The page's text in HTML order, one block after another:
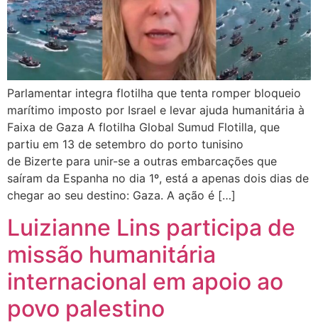
Parlamentar integra flotilha que tenta romper bloqueio
marítimo imposto por Israel e levar ajuda humanitária à
Faixa de Gaza A flotilha Global Sumud Flotilla, que
partiu em 13 de setembro do porto tunisino
de Bizerte para unir-se a outras embarcações que
saíram da Espanha no dia 1º, está a apenas dois dias de
chegar ao seu destino: Gaza. A ação é […]
Luizianne Lins participa de
missão humanitária
internacional em apoio ao
povo palestino